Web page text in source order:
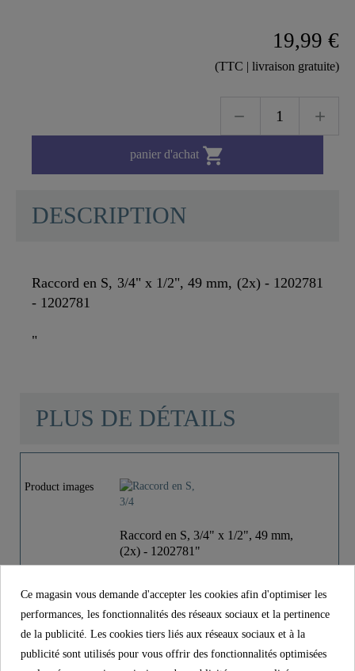
19,99 €
(TTC | livraison gratuite)
panier d'achat 
DESCRIPTION
Raccord en S, 3/4" x 1/2", 49 mm, (2x) - 1202781
- 1202781
"
304
PLUS DE DÉTAILS
Product images
Raccord en S, 3/4" x 1/2", 49 mm,
(2x) - 1202781"
Prix
TVA incl.
Référence. 1202781
Matériau Acier inoxydable SUS 304
Ce magasin vous demande d'accepter les cookies afin d'optimiser les
performances, les fonctionnalités des réseaux sociaux et la pertinence
de la publicité. Les cookies tiers liés aux réseaux sociaux et à la
publicité sont utilisés pour vous offrir des fonctionnalités optimisées